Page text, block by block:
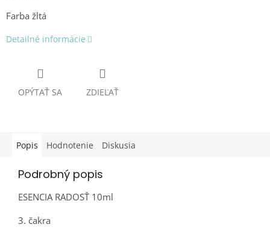
Farba žltá
Detailné informácie
OPÝTAŤ SA ZDIEĽAŤ
Popis Hodnotenie Diskusia
Podrobný popis
ESENCIA RADOSŤ 10ml
3. čakra